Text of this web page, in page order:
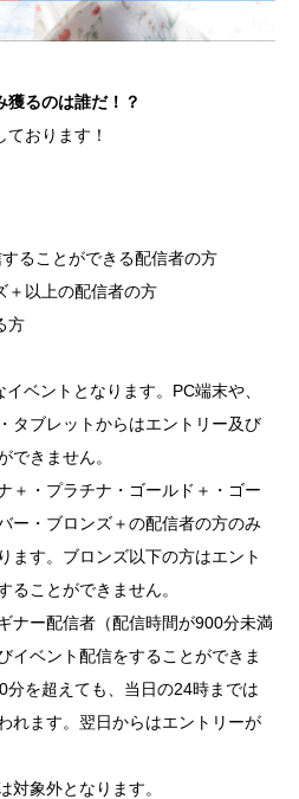
獲るのは誰だ！？
おります！
ることができる配信者の方
以上の配信者の方
方
ベントとなります。PC端末や、
タブレットからはエントリー及び
できません。
＋・プラチナ・ゴールド＋・ゴー
ー・ブロンズ＋の配信者の方のみ
ます。ブロンズ以下の方はエント
ることができません。
ナー配信者（配信時間が900分未満
イベント配信をすることができま
分を超えても、当日の24時までは
れます。翌日からはエントリーが
対象外となります。